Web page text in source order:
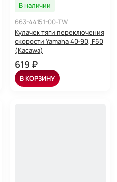
В наличии
663-44151-00-TW
Кулачек тяги переключения
скорости Yamaha 40-90, F50
(Kacawa)
619 ₽
В КОРЗИНУ